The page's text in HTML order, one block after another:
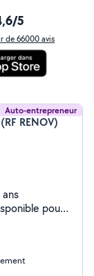
5
de 66000 avis
Auto-entrepreneur
RENOV)
pour